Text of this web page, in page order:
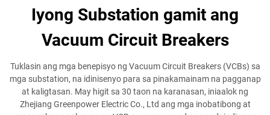
Iyong Substation gamit ang
Vacuum Circuit Breakers
Tuklasin ang mga benepisyo ng Vacuum Circuit Breakers (VCBs) sa
mga substation, na idinisenyo para sa pinakamainam na pagganap
at kaligtasan. May higit sa 30 taon na karanasan, iniaalok ng
Zhejiang Greenpower Electric Co., Ltd ang mga inobatibong at